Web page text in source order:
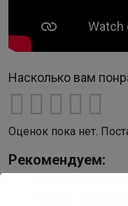
Насколько вам
Оценок пока нет.
Рекомендуем: